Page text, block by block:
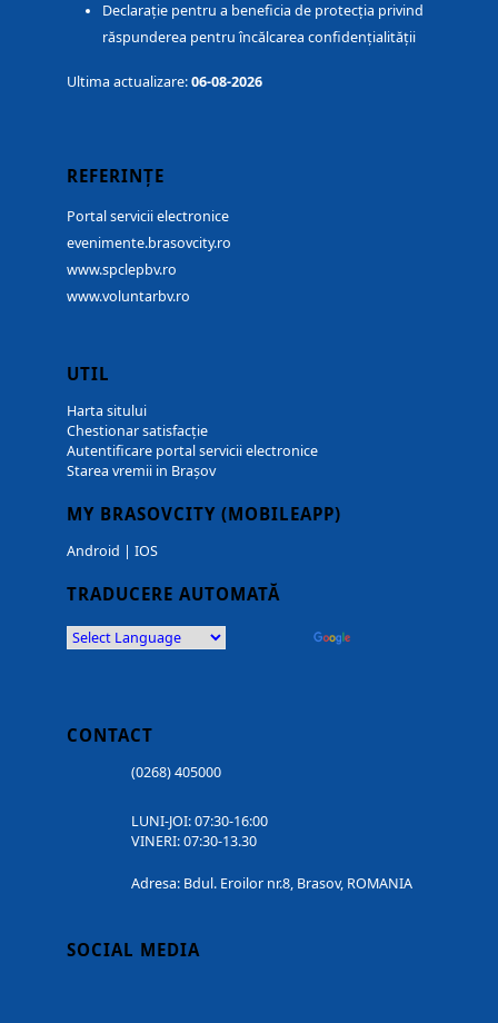
Declarație pentru a beneficia de protecția privind
răspunderea pentru încălcarea confidențialității
Ultima actualizare:06-08-2026
REFERINȚE
Portal servicii electronice
evenimente.brasovcity.ro
www.spclepbv.ro
www.voluntarbv.ro
UTIL
Harta sitului
Chestionar satisfacție
Autentificare portal servicii electronice
Starea vremii in Brașov
MY BRASOVCITY (MOBILEAPP)
Android | IOS
TRADUCERE AUTOMATĂ
CONTACT
(0268) 405000
LUNI-JOI: 07:30-16:00
VINERI: 07:30-13.30
Adresa: Bdul. Eroilor nr.8, Brasov, ROMANIA
SOCIAL MEDIA